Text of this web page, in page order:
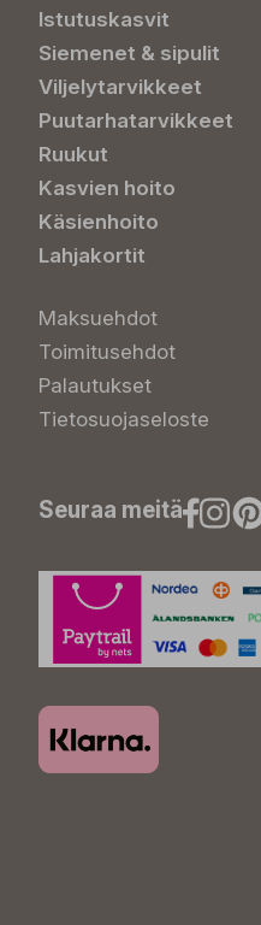
Istutuskasvit
Siemenet & sipulit
Viljelytarvikkeet
Puutarhatarvikkeet
Ruukut
Kasvien hoito
Käsienhoito
Lahjakortit
Maksuehdot
Toimitusehdot
Palautukset
Tietosuojaseloste
Seuraa meitä